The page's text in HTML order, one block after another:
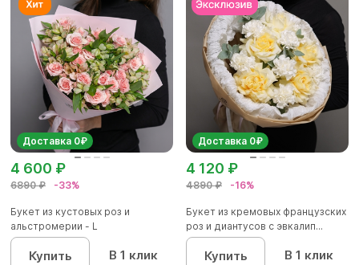
Доставка 0₽
6890 ₽ -33%
4 600 ₽
Букет из кустовых роз и
альстромерии - L
Купить В 1 клик
Доставка 0₽
4890 ₽ -16%
4 120 ₽
Букет из кремовых французских
роз и диантусов с эвкалип...
Купить В 1 клик